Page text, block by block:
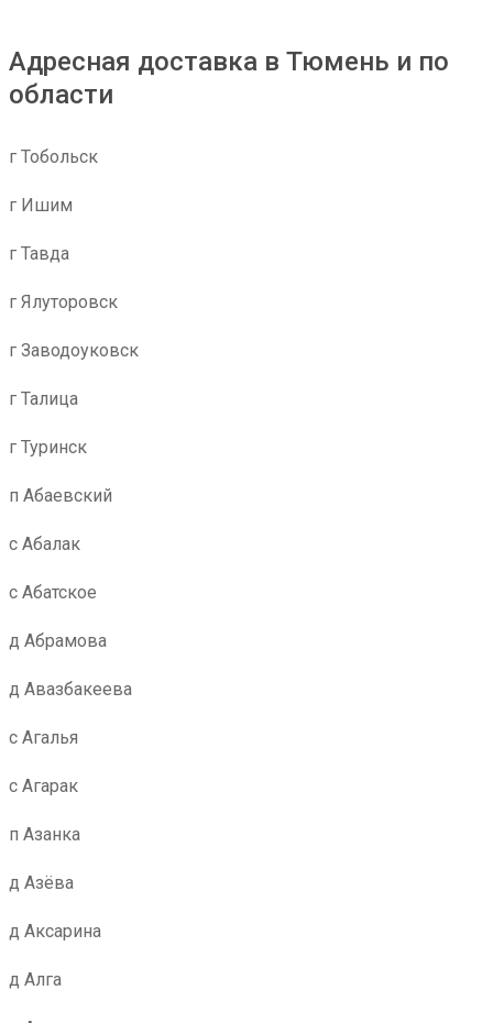
Адресная доставка в Тюмень и по
области
г Тобольск
г Ишим
г Тавда
г Ялуторовск
г Заводоуковск
г Талица
г Туринск
п Абаевский
с Абалак
с Абатское
д Абрамова
д Авазбакеева
с Агалья
с Агарак
п Азанка
д Азёва
д Аксарина
д Алга